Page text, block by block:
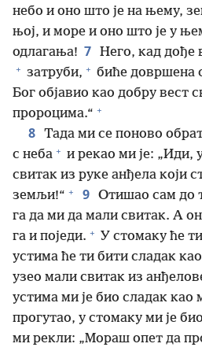
небо и оно што је на њему,
њој, и море и оно што је у
одлагања! 7 Него, кад дође
+ затруби, + биће довршена
Бог објавио као добру вест
пророцима.“ +
8 Тада ми се поново
с неба + и рекао ми је: „Иди,
свитак из руке анђела који
земљи!“ + 9 Отишао сам до
га да ми да мали свитак. А
га и поједи. + У стомаку ће
устима ће ти бити сладак
узео мали свитак из
устима ми је био сладак као
прогутао, у стомаку ми је
ми рекли: „Мораш опет да